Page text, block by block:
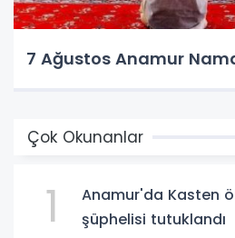
7 Ağustos Anamur
Çok Okunanlar
1
Anamur'da Kasten
şüphelisi tutuklandı